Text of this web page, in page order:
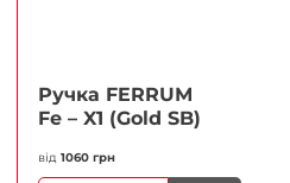
Ручка FERRUМ
Fe – X1 (Gold SB)
від 1060 грн